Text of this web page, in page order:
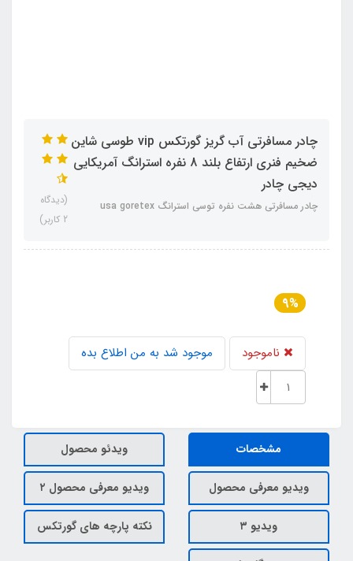
چادر مسافرتی آب گریز گورتکس vip طوسی شاین
ضخیم فنری ارتفاع بلند 8 نفره استرانگ آمریکایی
دیجی چادر
چادر مسافرتی هشت نفره توسی استرانگ usa goretex
(دیدگاه
2 کاربر)
9%
ناموجود موجود شد به من اطلاع بده
مشخصات ویدئو محصول
ویدیو معرفی محصول ویدیو معرفی محصول ۲
ویدیو ۳ نکته پارچه های گورتکس